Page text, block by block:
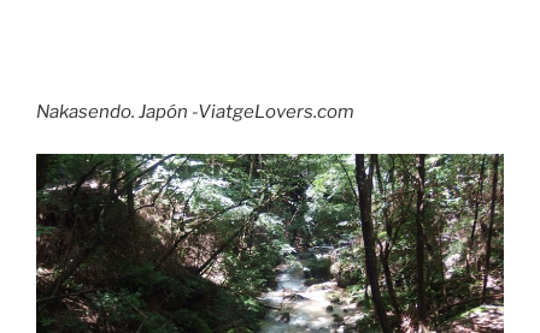
Nakasendo. Japón -ViatgeLovers.com